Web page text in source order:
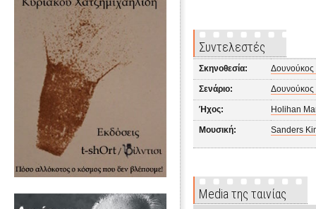
Συντελεστές
Σκηνοθεσία:
Σενάριο:
Ήχος: Holihan
Μουσική: Sanders
Media της ταινίας